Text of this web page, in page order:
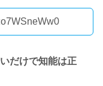
だけで知能は正